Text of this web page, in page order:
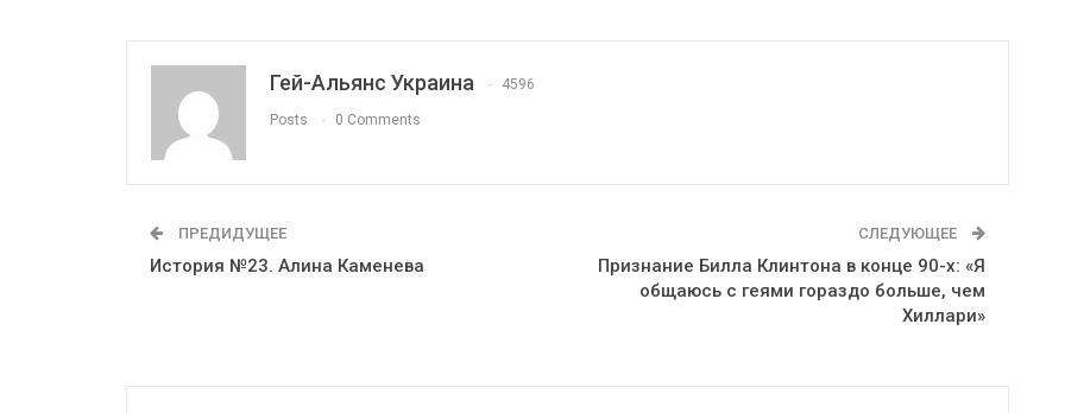
Гей-Альянс Украина 4596
Posts 0 Comments
ПРЕДИДУЩЕЕ
История №23. Алина Каменева
СЛЕДУЮЩЕЕ
Признание Билла Клинтона в конце 90-х: «Я
общаюсь с геями гораздо больше, чем
Хиллари»